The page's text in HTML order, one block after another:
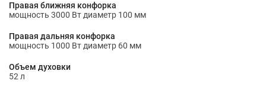
Правая ближняя конфорка
мощность 3000 Вт диаметр 100 мм
Правая дальняя конфорка
мощность 1000 Вт диаметр 60 мм
Объем духовки
52 л